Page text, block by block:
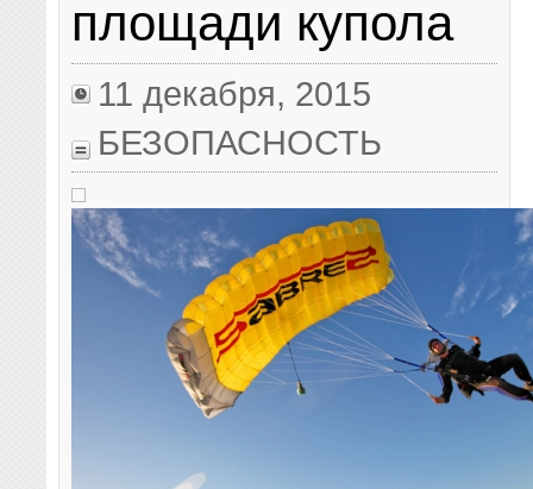
площади купола
11 декабря, 2015
БЕЗОПАСНОСТЬ